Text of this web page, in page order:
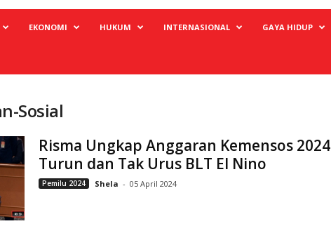
EKONOMI HUKUM INTERNASIONAL GAYA HIDUP
Sosial
Risma Ungkap Anggaran Kemensos 2024
Turun dan Tak Urus BLT El Nino
Pemilu 2024 Shela - 05 April 2024